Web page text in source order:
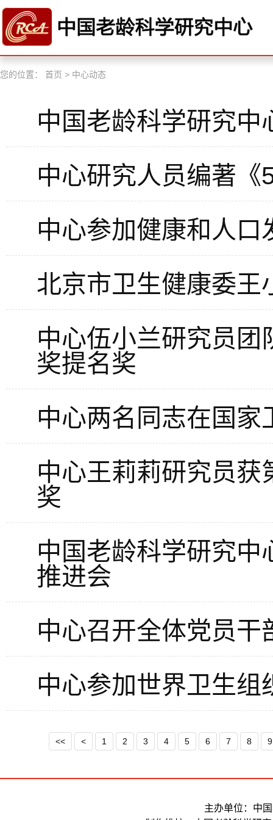
您的位置： 首页 > 中心动态
中国老龄科学研究中
中心研究人员编著《
中心参加健康和人
北京市卫生健康委王
中心伍小兰研究员
奖提名奖
中心两名同志在国
中心王莉莉研究员
奖
中国老龄科学研究
推进会
中心召开全体党员
中心参加世界卫生
<< < 1 2 3 4 5 6 7 8 9
主办单位：中